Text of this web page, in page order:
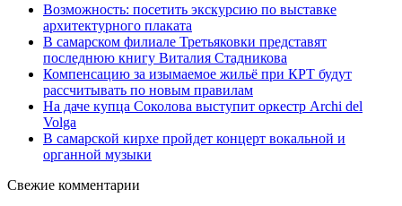
Возможность: посетить экскурсию по выставке
архитектурного плаката
В самарском филиале Третьяковки представят
последнюю книгу Виталия Стадникова
Компенсацию за изымаемое жильё при КРТ будут
рассчитывать по новым правилам
На даче купца Соколова выступит оркестр Archi del
Volga
В самарской кирхе пройдет концерт вокальной и
органной музыки
Свежие комментарии